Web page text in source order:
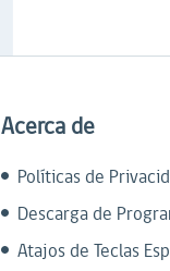
Acerca de
Políticas de
Descarga de
Atajos de Teclas